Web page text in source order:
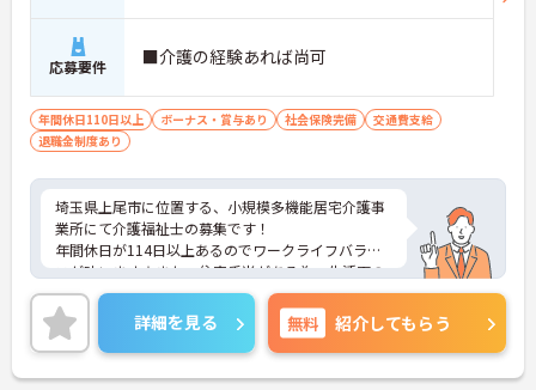
応募要件 ■介護の経験あれば尚可
年間休日110日以上 ボーナス・賞与あり 社会保険完備
交通費支給
退職金制度あり
埼玉県上尾市に位置する、小規模多機能居宅介護事
業所にて介護福祉士の募集です！
年間休日が114日以上あるのでワークライフバラン
スが叶います☆また、住宅手当がある為、生活面の
負担を軽減し、安心して長く勤務していただけます
◎
ご興味のある方には、面接対策ポイントなど、さら
に詳細をお話しいたしますのでお気軽にご相談くだ
さい！
詳細を見る 無料 紹介してもらう